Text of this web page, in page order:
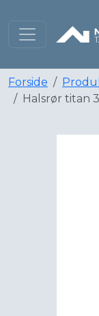
Forside
Halsrør titan